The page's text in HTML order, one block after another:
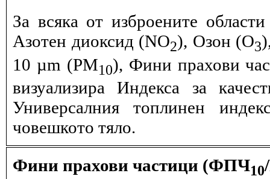
За всяка от изброените
Азотен диоксид (NO2), Озон (O3
10 µm (PM10), Фини прахови
визуализира Индекса за
Универсалния топлинен
човешкото тяло.
Фини прахови частици (ФПЧ10